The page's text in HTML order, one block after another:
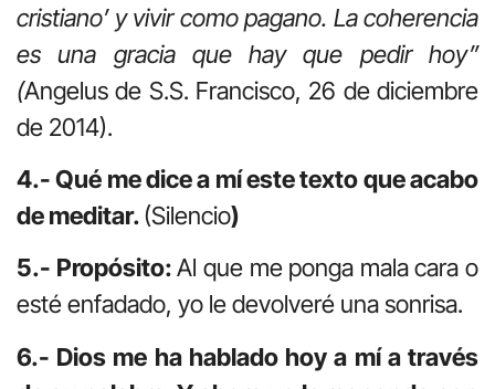
cristiano’ y vivir como pagano. La coherencia
es una gracia que hay que pedir hoy”
(Angelus de S.S. Francisco, 26 de diciembre
de 2014).
4.- Qué me dice a mí este texto que acabo
de meditar.(Silencio)
5.- Propósito:Al que me ponga mala cara o
esté enfadado, yo le devolveré una sonrisa.
6.- Dios me ha hablado hoy a mí a través